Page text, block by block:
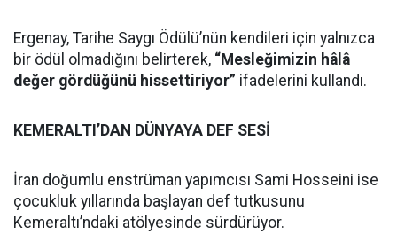
Ergenay, Tarihe Saygı Ödülü’nün kendileri için yalnızca
bir ödül olmadığını belirterek, “Mesleğimizin hâlâ
değer gördüğünü hissettiriyor” ifadelerini kullandı.
KEMERALTI’DAN DÜNYAYA DEF SESİ
İran doğumlu enstrüman yapımcısı Sami Hosseini ise
çocukluk yıllarında başlayan def tutkusunu
Kemeraltı’ndaki atölyesinde sürdürüyor.